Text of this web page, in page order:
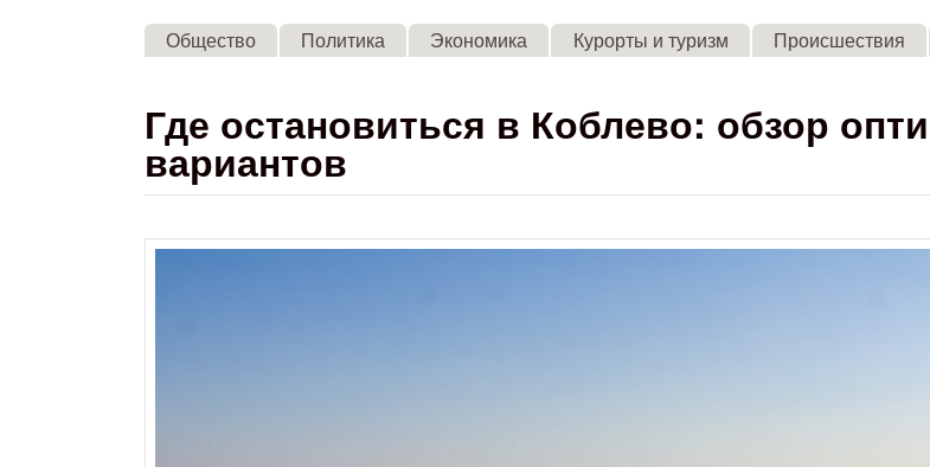
Skip to main content
Общество Политика Экономика Курорты и туризм Происшествия
Где остановиться в Коблево: обзор
вариантов